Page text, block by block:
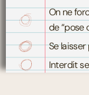
On ne
de “pose
Se laisser
Interdit